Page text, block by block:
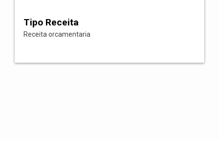
Tipo Receita
Receita orcamentaria